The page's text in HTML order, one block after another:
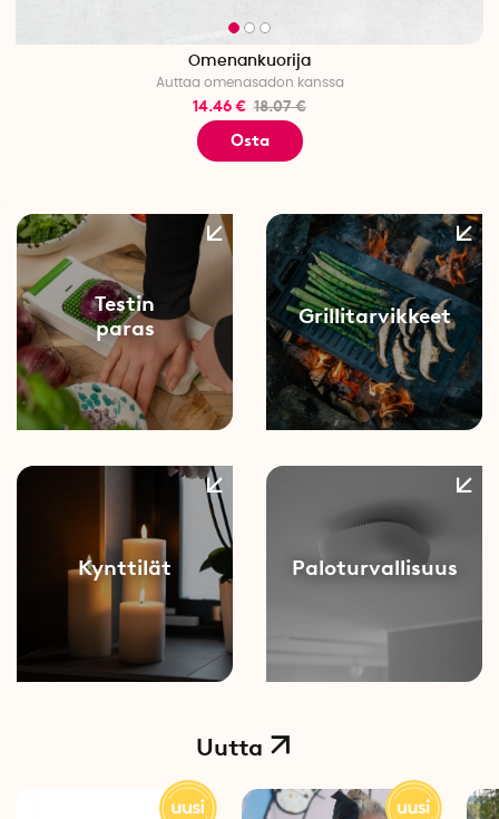
Omenankuorija
Auttaa omenasadon kanssa
14.46 € 18.07 €
Osta
Testin
paras
Grillitarvikkeet
Kynttilät Paloturvallisuus
Uutta